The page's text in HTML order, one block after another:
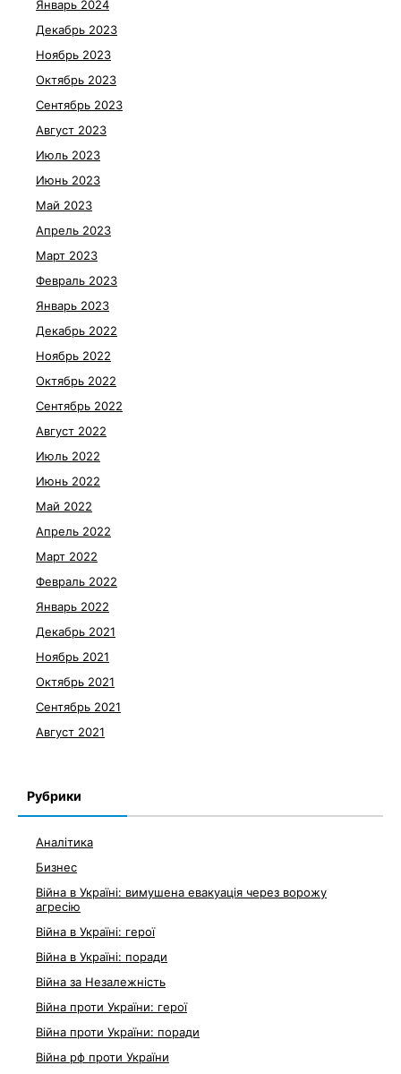
Январь 2024
Декабрь 2023
Ноябрь 2023
Октябрь 2023
Сентябрь 2023
Август 2023
Июль 2023
Июнь 2023
Май 2023
Апрель 2023
Март 2023
Февраль 2023
Январь 2023
Декабрь 2022
Ноябрь 2022
Октябрь 2022
Сентябрь 2022
Август 2022
Июль 2022
Июнь 2022
Май 2022
Апрель 2022
Март 2022
Февраль 2022
Январь 2022
Декабрь 2021
Ноябрь 2021
Октябрь 2021
Сентябрь 2021
Август 2021
Рубрики
Аналітика
Бизнес
Війна в Україні: вимушена евакуація через ворожу
агресію
Війна в Україні: герої
Війна в Україні: поради
Війна за Незалежність
Війна проти України: герої
Війна проти України: поради
Війна рф проти України